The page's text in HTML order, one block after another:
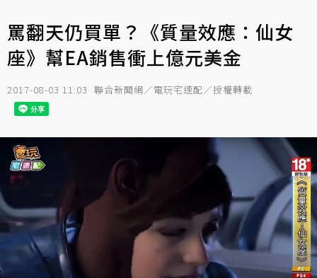
罵翻天仍買單？《質量效應：仙女
座》幫EA銷售衝上億元美金
2017-08-03 11:03 聯合新聞網／電玩宅速配／授權轉載